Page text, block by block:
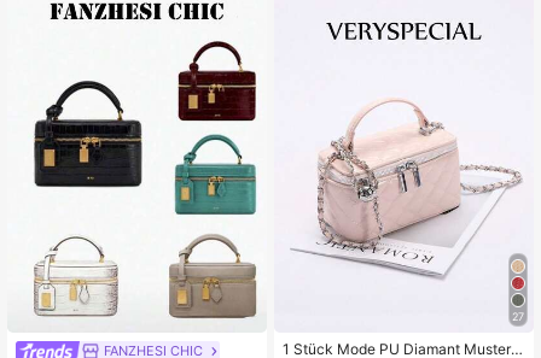
FANZHESI CHIC
27
1 Stück Mode PU Diamant Muster g